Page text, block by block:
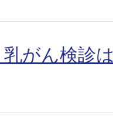
がん検診